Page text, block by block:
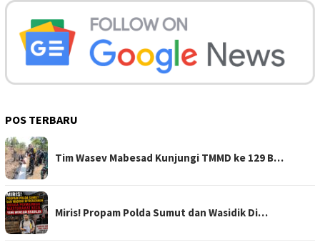
POS TERBARU
Tim Wasev Mabesad Kunjungi TMMD ke 129 B…
Miris! Propam Polda Sumut dan Wasidik Di…